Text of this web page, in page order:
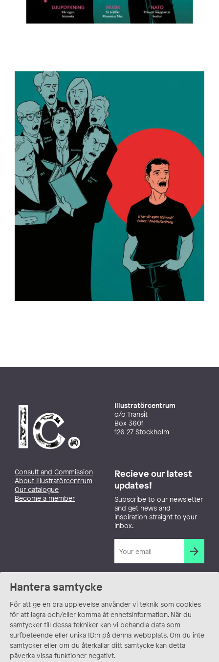
Hantera samtycke
För att ge en bra upplevelse använder vi teknik som cookies
för att lagra och/eller komma åt enhetsinformation. När du
samtycker till dessa tekniker kan vi behandla data som
surfbeteende eller unika ID:n på denna webbplats. Om du inte
samtycker eller om du återkallar ditt samtycke kan detta
påverka vissa funktioner negativt.
Illustratörcentrum
c/o Transit
Box 3601
126 27 Stockholm
Consult and Commission
About Illustratörcentrum
Our catalogue
Become a member
Recieve our latest
updates!
Subscribe to our newsletter
and get news and
inspiration straight to your
inbox.